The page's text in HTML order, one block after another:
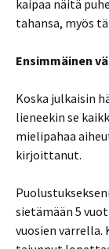
kaipaa näitä
tahansa, myös
Ensimmäinen
Koska julkaisin
lieneekin se
mielipahaa
kirjoittanut.
sietämään 5
vuosien